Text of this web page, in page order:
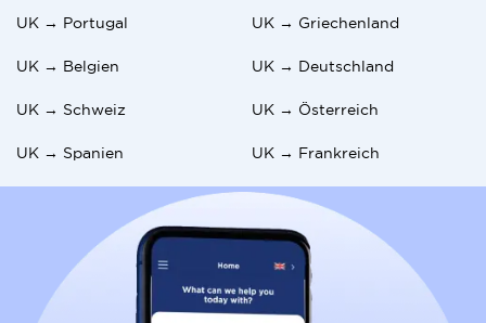
UK → Portugal UK → Griechenland
UK → Belgien UK → Deutschland
UK → Schweiz UK → Österreich
UK → Spanien UK → Frankreich